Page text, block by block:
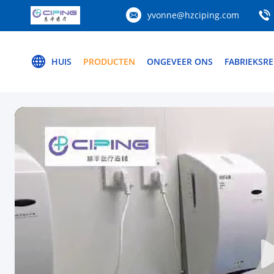
yvonne@hzciping.com
HUIS PRODUCTEN ONGEVEER ONS